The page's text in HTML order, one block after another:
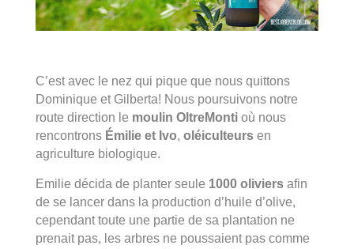
C’est avec le nez qui pique que nous quittons
Dominique et Gilberta! Nous poursuivons notre
route direction le moulin OltreMontioù nous
rencontrons Émilie et Ivo, oléiculteursen
agriculture biologique.
Emilie décida de planter seule 1000 oliviersafin
de se lancer dans la production d’huile d’olive,
cependant toute une partie de sa plantation ne
prenait pas, les arbres ne poussaient pas comme